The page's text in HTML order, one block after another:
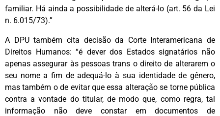
familiar. Há ainda a possibilidade de alterá-lo (art. 56 da Lei
n. 6.015/73).”
A DPU também cita decisão da Corte Interamericana de
Direitos Humanos: “é dever dos Estados signatários não
apenas assegurar às pessoas trans o direito de alterarem o
seu nome a fim de adequá-lo à sua identidade de gênero,
mas também o de evitar que essa alteração se torne pública
contra a vontade do titular, de modo que, como regra, tal
informação não deve constar em documentos de